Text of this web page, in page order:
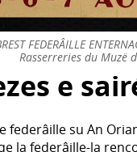
FEDERÂILLE
Rasserreries du Muzë
e
federâille su An
la federâille-la